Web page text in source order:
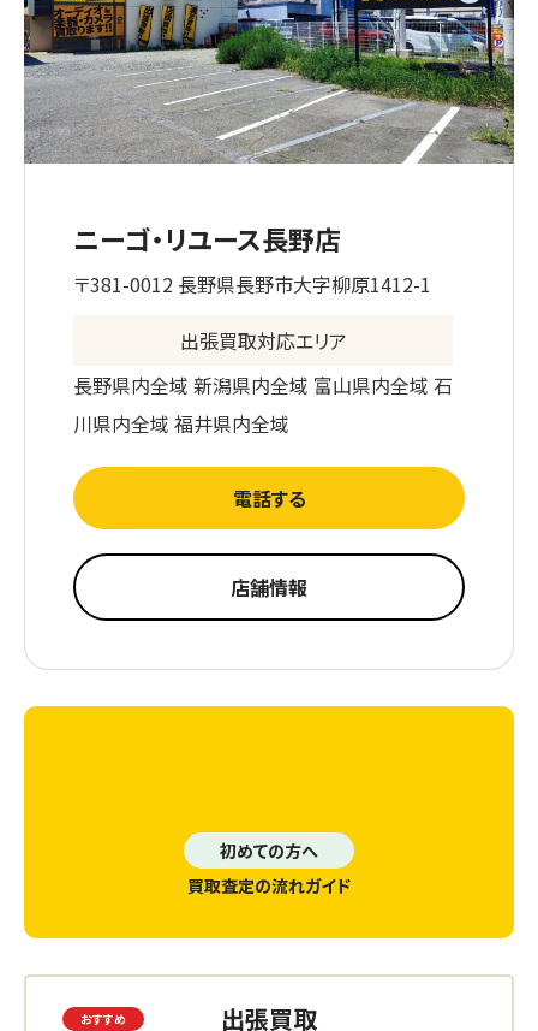
ニーゴ・リユース長野店
〒381-0012 長野県長野市大字柳原1412-1
出張買取対応エリア
長野県内全域 新潟県内全域 富山県内全域 石
川県内全域 福井県内全域
電話する
店舗情報
初めての方へ
買取査定の流れガイド
出張買取